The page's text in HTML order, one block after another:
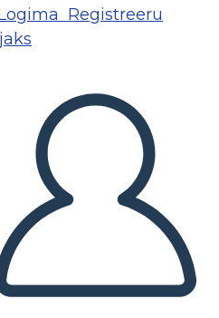
Registreeru